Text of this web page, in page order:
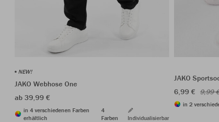
NEW!
JAKO Webhose One
ab 39,99 €
in 4 verschiedenen Farben
erhältlich
4
Farben
Individualisierbar
JAKO
6,99 € 9,99
in 2